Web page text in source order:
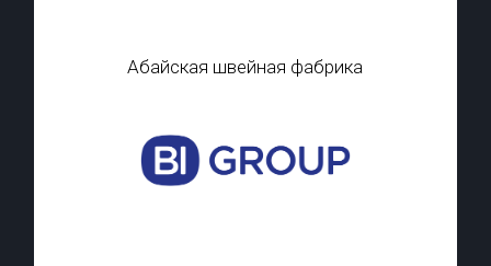
Абайская швейная фабрика